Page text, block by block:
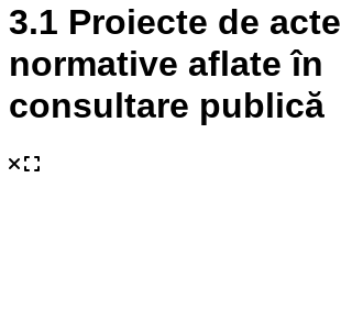
3.1 Proiecte de acte
normative aflate în
consultare publică